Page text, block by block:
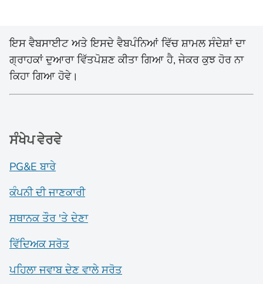
ਇਸ ਵੈਬਸਾਈਟ ਅਤੇ ਇਸਦੇ ਵੈਬਪੰਨਿਆਂ ਵਿੱਚ ਸ਼ਾਮਲ ਸੰਦੇਸ਼ਾਂ ਦਾ
ਗ੍ਰਾਹਕਾਂ ਦੁਆਰਾ ਵਿੱਤਪੋਸ਼ਣ ਕੀਤਾ ਗਿਆ ਹੈ, ਜੇਕਰ ਕੁਝ ਹੋਰ ਨਾ
ਕਿਹਾ ਗਿਆ ਹੋਵੇ।
ਸੰਖੇਪ ਵੇਰਵੇ
PG&E ਬਾਰੇ
ਕੰਪਨੀ ਦੀ ਜਾਣਕਾਰੀ
ਸਥਾਨਕ ਤੌਰ 'ਤੇ ਦੇਣਾ
ਵਿੱਦਿਅਕ ਸਰੋਤ
ਪਹਿਲਾ ਜਵਾਬ ਦੇਣ ਵਾਲੇ ਸਰੋਤ